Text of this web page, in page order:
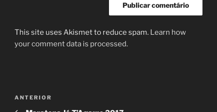
This site uses Akismet to reduce spam. Learn how
your comment data is processed.
Navegação
Conteúdo
anterior
ANTERIOR